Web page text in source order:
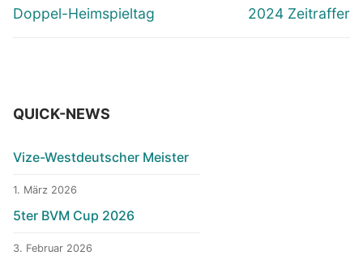
Doppel-Heimspieltag
2024 Zeitraffer
QUICK-NEWS
Vize-Westdeutscher Meister
1. März 2026
5ter BVM Cup 2026
3. Februar 2026